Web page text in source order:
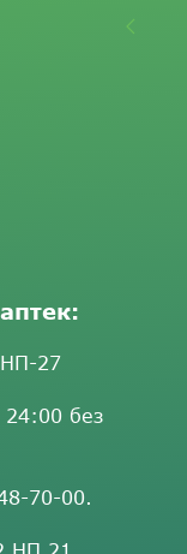
27
без
70-00.